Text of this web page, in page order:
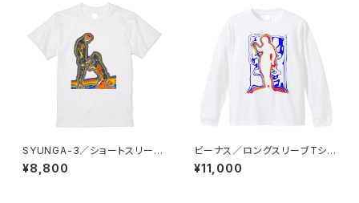
SYUNGA-3／ショートスリーブ
Tシャツ／ホワイト
¥8,800
ビーナス／ロングスリーブTシャ
ツ／ホワイト
¥11,000